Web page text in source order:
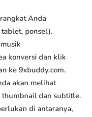
Anda
ponsel).
konversi dan klik
ke 9xbuddy.com.
akan melihat
dan subtitle.
di antaranya,